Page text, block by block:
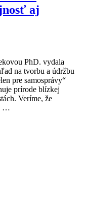
aj
PhD. vydala
na tvorbu a údržbu
pre samosprávy“
prírode blízkej
Veríme, že
…